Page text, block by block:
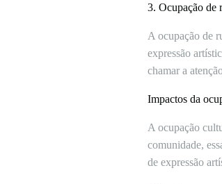
3. Ocupação de
A ocupação de
expressão
chamar a
Impactos da
A ocupação
comunidade,
de expressão